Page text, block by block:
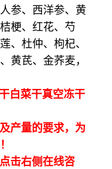
参、西洋参、黄
梗、红花、芍
、杜仲、枸杞、
黄芪、金荞麦，
白菜干真空冻干
产量的要求，为
！
击右侧在线咨